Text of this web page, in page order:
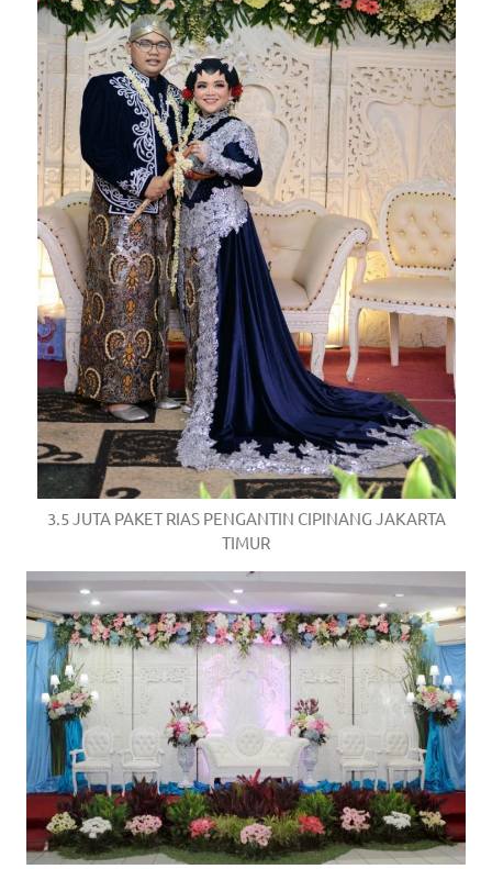
3.5 JUTA PAKET RIAS PENGANTIN CIPINANG JAKARTA
TIMUR